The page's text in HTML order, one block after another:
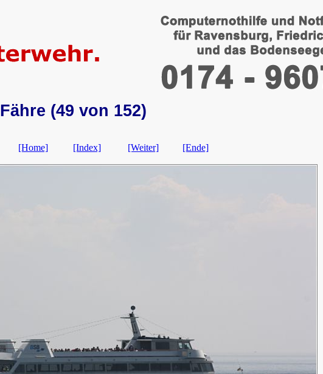
Fähre (49 von 152)
[Home] [Index] [Weiter] [Ende]